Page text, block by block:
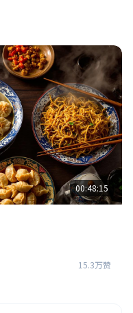
00:48:15
15.3万赞